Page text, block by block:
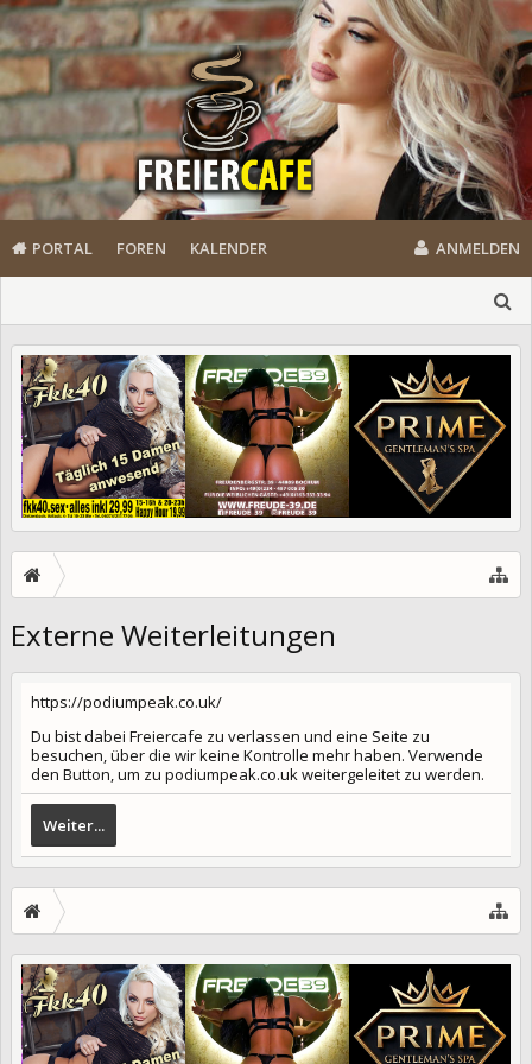
PORTAL FOREN KALENDER ANMELDEN
Externe Weiterleitungen
https://podiumpeak.co.uk/
Du bist dabei Freiercafe zu verlassen und eine Seite zu
besuchen, über die wir keine Kontrolle mehr haben. Verwende
den Button, um zu podiumpeak.co.uk weitergeleitet zu werden.
Weiter...